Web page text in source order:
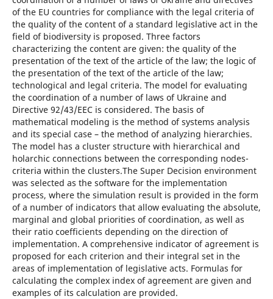
of the EU countries for compliance with the legal criteria of
the quality of the content of a standard legislative act in the
field of biodiversity is proposed. Three factors
characterizing the content are given: the quality of the
presentation of the text of the article of the law; the logic of
the presentation of the text of the article of the law;
technological and legal criteria. The model for evaluating
the coordination of a number of laws of Ukraine and
Directive 92/43/EEC is considered. The basis of
mathematical modeling is the method of systems analysis
and its special case – the method of analyzing hierarchies.
The model has a cluster structure with hierarchical and
holarchic connections between the corresponding nodes-
criteria within the clusters.The Super Decision environment
was selected as the software for the implementation
process, where the simulation result is provided in the form
of a number of indicators that allow evaluating the absolute,
marginal and global priorities of coordination, as well as
their ratio coefficients depending on the direction of
implementation. A comprehensive indicator of agreement is
proposed for each criterion and their integral set in the
areas of implementation of legislative acts. Formulas for
calculating the complex index of agreement are given and
examples of its calculation are provided.